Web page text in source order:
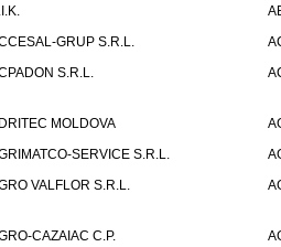
GRUP S.R.L.
S.R.L.
MOLDOVA
SERVICE S.R.L.
VALFLOR S.R.L.
CAZAIAC C.P.